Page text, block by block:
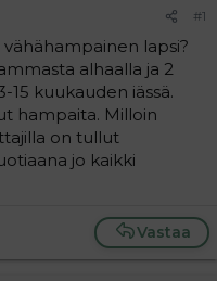
#1
lapsi?
alhaalla ja 2
15 kuukauden iässä.
hampaita. Milloin
on tullut
jo kaikki
Vastaa